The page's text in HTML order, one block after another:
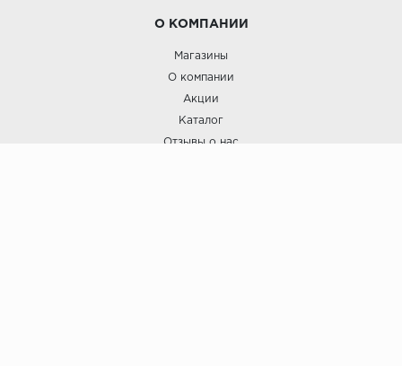
О КОМПАНИИ
Магазины
О компании
Акции
Каталог
Отзывы о нас